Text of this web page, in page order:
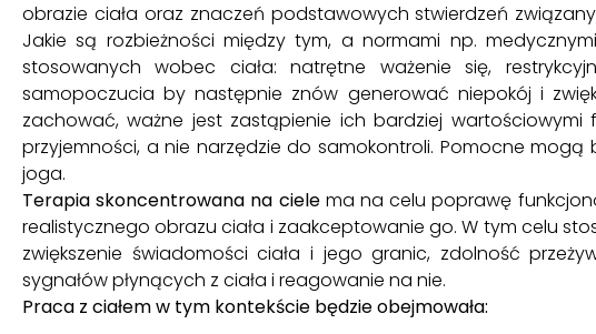
obrazie ciała oraz znaczeń podstawowych stwierdzeń
Jakie są rozbieżności między tym, a normami np.
stosowanych wobec ciała: natrętne ważenie się,
samopoczucia by następnie znów generować niepokój i
zachować, ważne jest zastąpienie ich bardziej
przyjemności, a nie narzędzie do samokontroli. Pomocne
joga.
Terapia skoncentrowana na cielema na celu poprawę
realistycznego obrazu ciała i zaakceptowanie go. W tym celu
zwiększenie świadomości ciała i jego granic, zdolność
sygnałów płynących z ciała i reagowanie na nie.
Praca z ciałem w tym kontekście będzie obejmowała: